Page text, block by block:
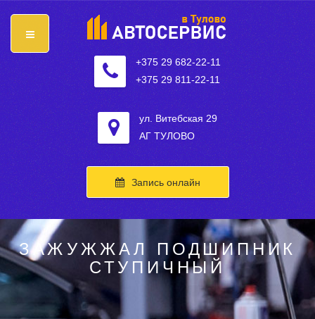
+375 29 682-22-11
+375 29 811-22-11
ул. Витебская 29
АГ ТУЛОВО
Запись онлайн
ЗАЖУЖЖАЛ ПОДШИПНИК
СТУПИЧНЫЙ